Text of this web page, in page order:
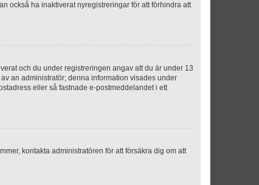
också ha inaktiverat nyregistreringar för att förhindra att
och du under registreringen angav att du är under 13
an administratör; denna information visades under
eller så fastnade e-postmeddelandet i ett
kontakta administratören för att försäkra dig om att